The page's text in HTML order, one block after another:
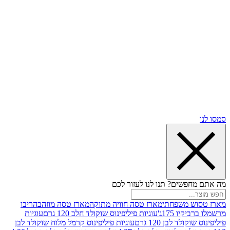
תנו לנו לעזור לכם
משפחתימארז טסה חוויה מתוקהמארז טסה מוזהבהריבו
175ג'
עוגיות פיליפינוס שוקולד חלב 120 גרם
עוגיות
לבן 120 גרם
עוגיות פיליפינוס קרמל מלוח שוקולד לבן